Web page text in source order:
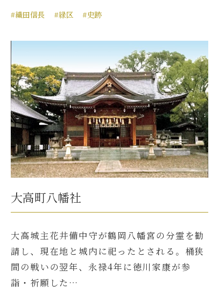
#織田信長 #緑区 #史跡
大高町八幡社
大高城主花井備中守が鶴岡八幡宮の分霊を勧
請し、現在地と城内に祀ったとされる。桶狭
間の戦いの翌年、永禄4年に徳川家康が参
詣・祈願した…